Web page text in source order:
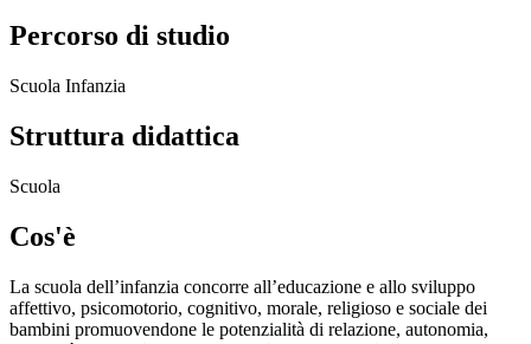
Percorso di studio
Scuola Infanzia
Struttura didattica
Scuola
Cos'è
La scuola dell’infanzia concorre all’educazione e allo sviluppo
affettivo, psicomotorio, cognitivo, morale, religioso e sociale dei
bambini promuovendone le potenzialità di relazione, autonomia,